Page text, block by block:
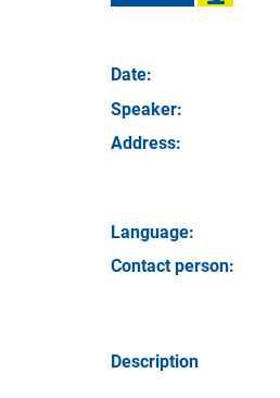
Date:
Speaker:
Address:
Language:
Contact person:
Description